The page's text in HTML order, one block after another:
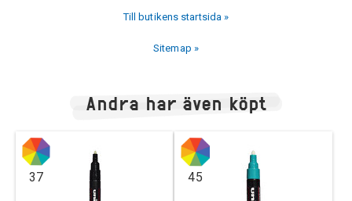
Till butikens startsida »
Sitemap »
Andra har även köpt
37 45